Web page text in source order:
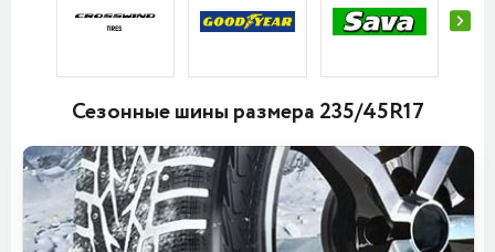
Сезонные шины размера 235/45R17